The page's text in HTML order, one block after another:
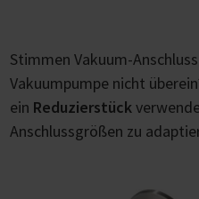
Stimmen Vakuum-
Vakuumpumpe nicht
ein Reduzierstück
Anschlussgrößen zu